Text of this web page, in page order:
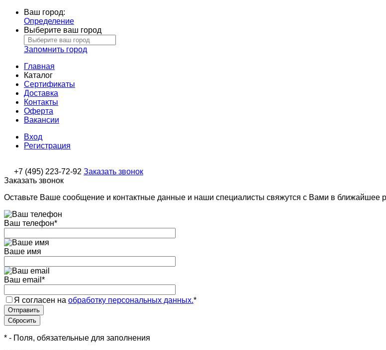
Ваш город:
Определение
Выберите ваш город
Запомнить город
Главная
Каталог
Сертификаты
Доставка
Контакты
Оферта
Вакансии
Вход
Регистрация
+7 (495) 223-72-92 Заказать звонок
Заказать звонок
Оставьте Ваше сообщение и контактные данные и наши специалисты свяжутся с Вами в ближайшее
Ваш телефон*
Ваше имя
Ваш email *
Я согласен на обработку персональных данных.*
* - Поля, обязательные для заполнения